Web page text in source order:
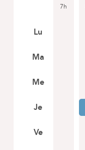
7h
Lu
Ma
Me
Je
Ve